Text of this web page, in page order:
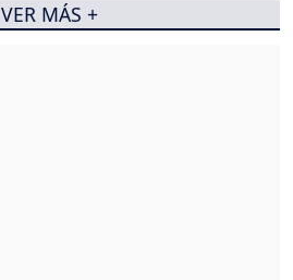
VER MÁS +